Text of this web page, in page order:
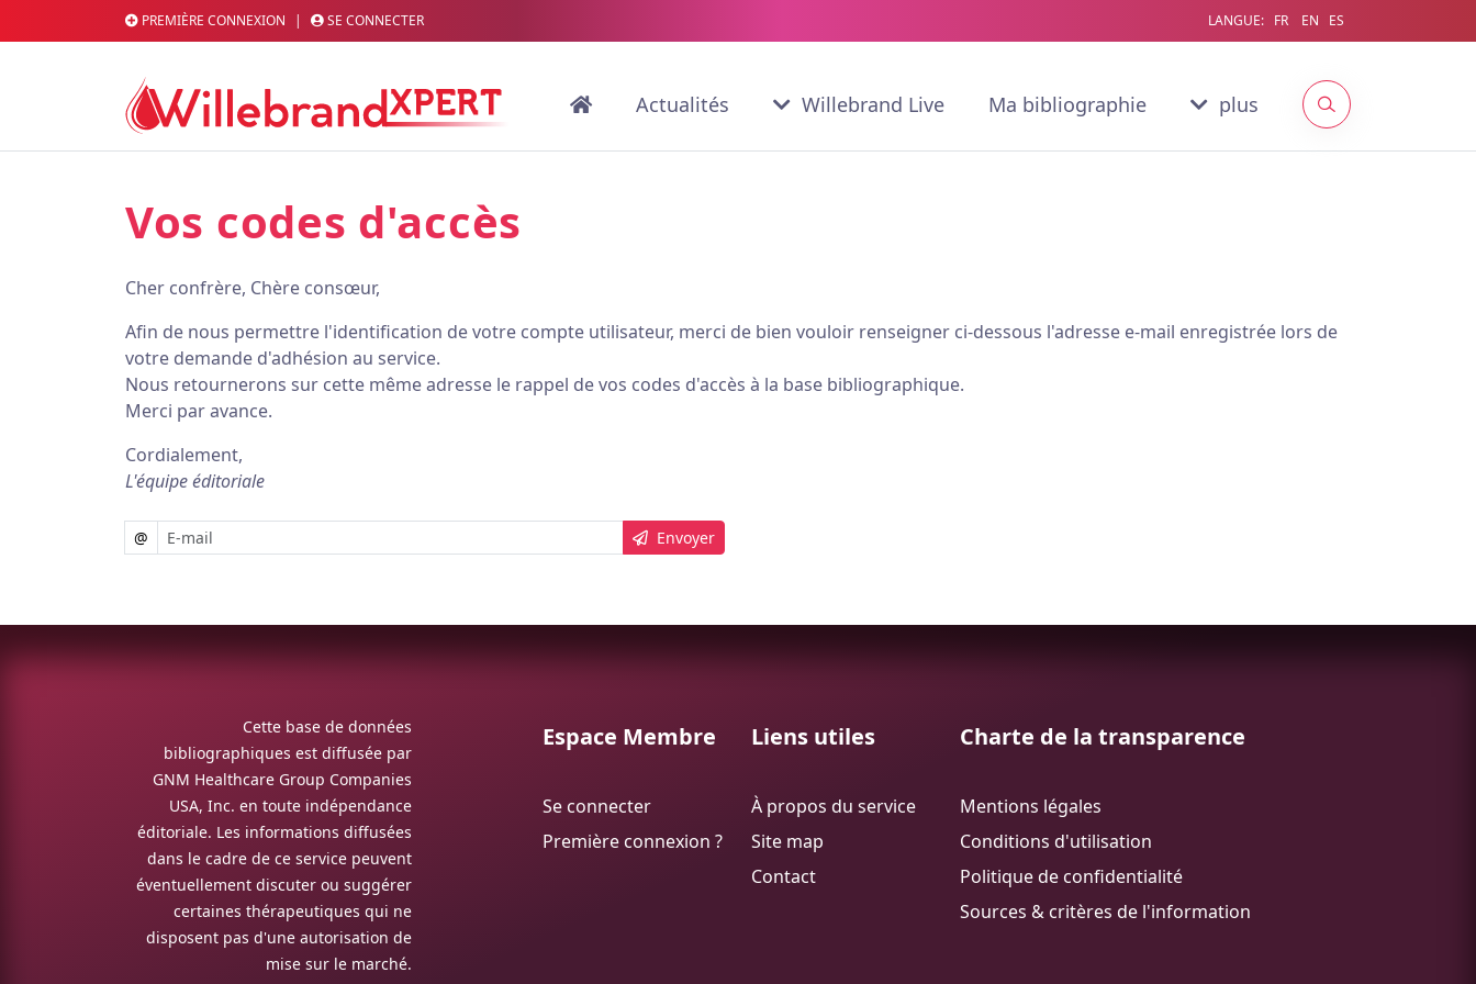
PREMIÈRE CONNEXION | SE CONNECTER LANGUE: FR EN ES
Actualités Willebrand Live Ma bibliographie plus
Vos codes d'accès
Cher confrère, Chère consœur,
Afin de nous permettre l'identification de votre compte utilisateur, merci de bien vouloir renseigner ci-dessous l'adresse e-mail enregistrée lors de
votre demande d'adhésion au service.
Nous retournerons sur cette même adresse le rappel de vos codes d'accès à la base bibliographique.
Merci par avance.
Cordialement,
L'équipe éditoriale
@ Envoyer
Cette base de données
bibliographiques est diffusée par
GNM Healthcare Group Companies
USA, Inc. en toute indépendance
éditoriale. Les informations diffusées
dans le cadre de ce service peuvent
éventuellement discuter ou suggérer
certaines thérapeutiques qui ne
disposent pas d'une autorisation de
mise sur le marché.
Espace Membre
Se connecter
Première connexion ?
Liens utiles
À propos du service
Site map
Contact
Charte de la transparence
Mentions légales
Conditions d'utilisation
Politique de confidentialité
Sources & critères de l'information